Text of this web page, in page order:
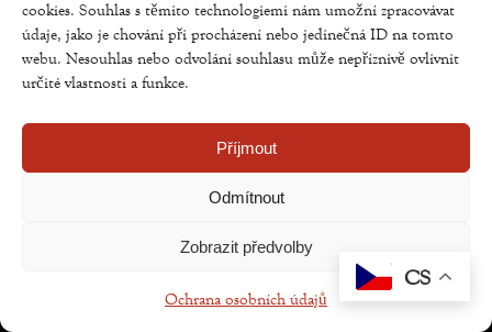
cookies. Souhlas s těmito technologiemi nám umožní zpracovávat
údaje, jako je chování při procházení nebo jedinečná ID na tomto
webu. Nesouhlas nebo odvolání souhlasu může nepříznivě ovlivnit
určité vlastnosti a funkce.
Příjmout
Odmítnout
Zobrazit předvolby
Ochrana osobních údajů
CS